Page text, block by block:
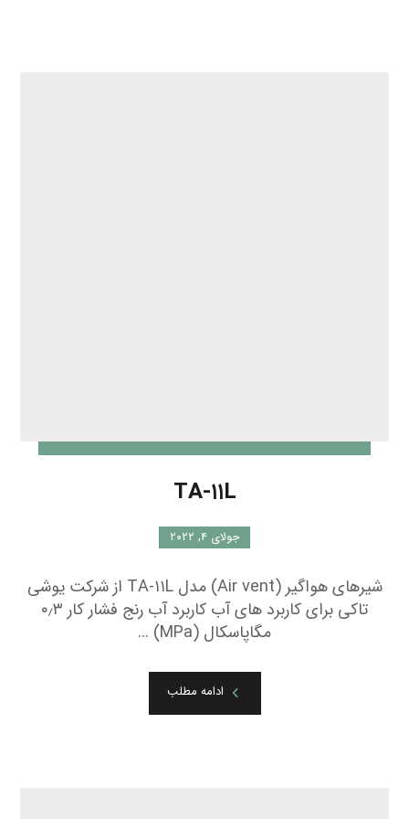
TA-۱۱L
جولای ۴, ۲۰۲۲
شیرهای هواگیر (Air vent) مدل TA-۱۱L از شرکت یوشی
تاکی برای کاربرد های آب کاربرد آب رنج فشار کار ۰٫۳
مگاپاسکال (MPa) ...
ادامه مطلب